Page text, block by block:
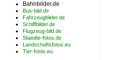
Bahnbilder.de
Bus-bild.de
Fahrzeugbilder.de
Schiffbilder.de
Flugzeug-bild.de
Staedte-fotos.de
Landschaftsfotos.eu
Tier-fotos.eu